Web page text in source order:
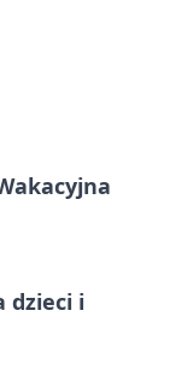
dzieci i